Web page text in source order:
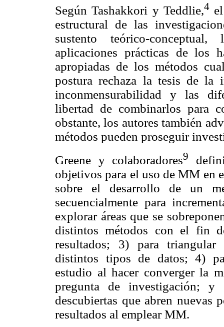
Según Tashakkori y Teddlie,4
estructural de las
sustento teórico-
aplicaciones prácticas de los
apropiadas de los métodos
postura rechaza la tesis de la
inconmensurabilidad y las
libertad de combinarlos para
obstante, los autores también
métodos pueden proseguir
Greene y colaboradores9
objetivos para el uso de MM en
sobre el desarrollo de un
secuencialmente para
explorar áreas que se
distintos métodos con el fin
resultados; 3) para
distintos tipos de datos; 4)
estudio al hacer converger la
pregunta de investigación; y
descubiertas que abren nuevas
resultados al emplear MM.